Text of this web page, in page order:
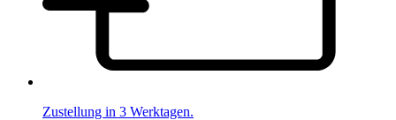
Zustellung in 3 Werktagen.